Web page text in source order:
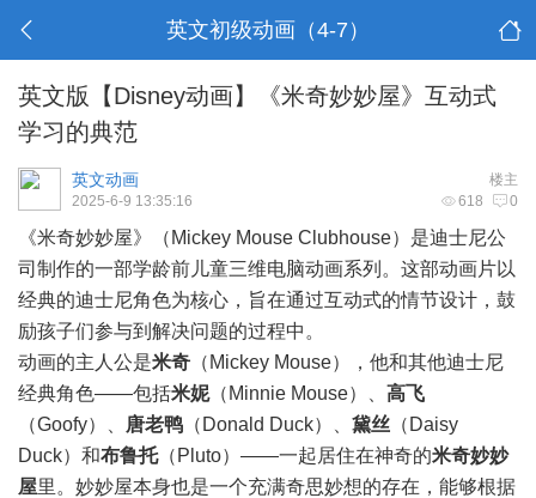
英文初级动画（4-7）
英文版【Disney动画】《米奇妙妙屋》互动式
学习的典范
楼主
英文动画
618 0
2025-6-9 13:35:16
《米奇妙妙屋》（Mickey Mouse Clubhouse）是迪士尼公
司制作的一部学龄前儿童三维电脑动画系列。这部动画片以
经典的迪士尼角色为核心，旨在通过互动式的情节设计，鼓
励孩子们参与到解决问题的过程中。
动画的主人公是米奇 （Mickey Mouse），他和其他迪士尼
经典角色——包括米妮（Minnie Mouse）、 高飞
（Goofy）、
唐老鸭 （Donald Duck）、 黛丝 （Daisy
Duck）和布鲁托（Pluto）——一起居住在神奇的米奇妙妙
屋里。妙妙屋本身也是一个充满奇思妙想的存在，能够根据